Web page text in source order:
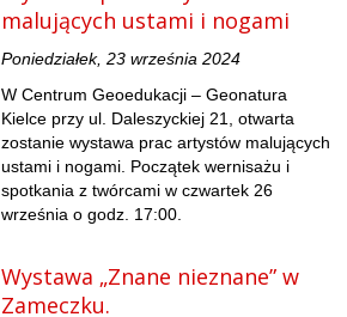
malujących ustami i nogami
Poniedziałek, 23 września 2024
W Centrum Geoedukacji – Geonatura
Kielce przy ul. Daleszyckiej 21, otwarta
zostanie wystawa prac artystów malujących
ustami i nogami. Początek wernisażu i
spotkania z twórcami w czwartek 26
września o godz. 17:00.
Wystawa „Znane nieznane” w
Zameczku.